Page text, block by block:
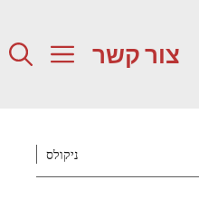
צור קשר
ניקולס